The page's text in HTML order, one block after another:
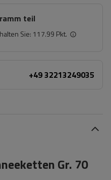
teil
Sie: 117.99 Pkt.
+49 32213249035
Gr. 70